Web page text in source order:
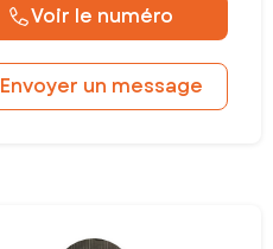
Voir le numéro
Envoyer un message